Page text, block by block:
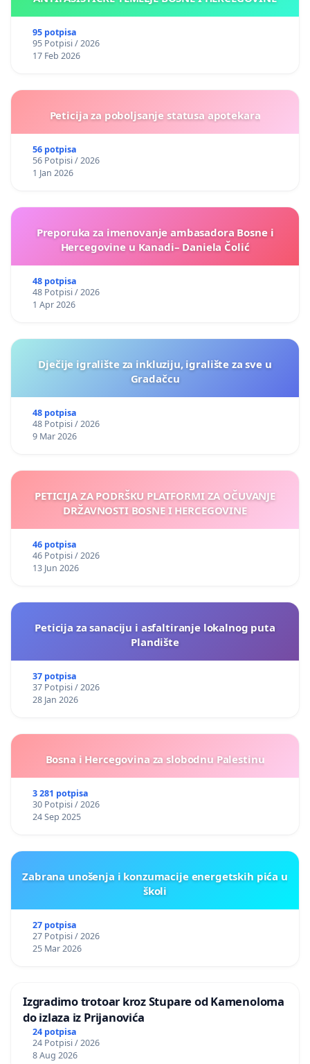
95 potpisa
95 Potpisi / 2026
17 Feb 2026
Peticija za poboljsanje statusa apotekara
56 potpisa
56 Potpisi / 2026
1 Jan 2026
Preporuka za imenovanje ambasadora Bosne i
Hercegovine u Kanadi– Daniela Čolić
48 potpisa
48 Potpisi / 2026
1 Apr 2026
Dječije igralište za inkluziju, igralište za sve u
Gradačcu
48 potpisa
48 Potpisi / 2026
9 Mar 2026
PETICIJA ZA PODRŠKU PLATFORMI ZA OČUVANJE
DRŽAVNOSTI BOSNE I HERCEGOVINE
46 potpisa
46 Potpisi / 2026
13 Jun 2026
Peticija za sanaciju i asfaltiranje lokalnog puta
Plandište
37 potpisa
37 Potpisi / 2026
28 Jan 2026
Bosna i Hercegovina za slobodnu Palestinu
3 281 potpisa
30 Potpisi / 2026
24 Sep 2025
Zabrana unošenja i konzumacije energetskih pića u
školi
27 potpisa
27 Potpisi / 2026
25 Mar 2026
Izgradimo trotoar kroz Stupare od Kamenoloma
do izlaza iz Prijanovića
24 potpisa
24 Potpisi / 2026
8 Aug 2026